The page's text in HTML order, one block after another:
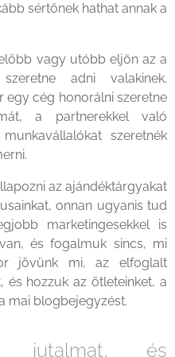
sértőnek hathat annak a
vagy utóbb eljön az a
adni valakinek.
egy cég honorálni szeretne
a partnerekkel való
szeretnék
az ajándéktárgyakat
onnan ugyanis tud
marketingesekkel is
és fogalmuk sincs, mi
jövünk mi, az elfoglalt
és hozzuk az ötleteinket, a
mai blogbejegyzést.
jutalmat, és